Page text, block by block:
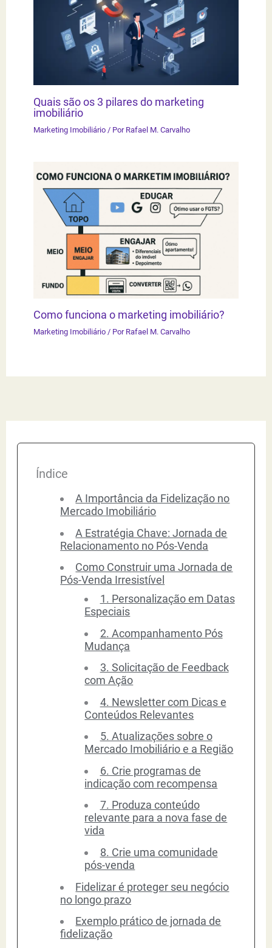
Quais são os 3 pilares do marketing
imobiliário
Marketing Imobiliário / Por Rafael M. Carvalho
Como funciona o marketing imobiliário?
Marketing Imobiliário / Por Rafael M. Carvalho
Índice
A Importância da Fidelização no
Mercado Imobiliário
A Estratégia Chave: Jornada de
Relacionamento no Pós-Venda
Como Construir uma Jornada de
Pós-Venda Irresistível
1. Personalização em Datas
Especiais
2. Acompanhamento Pós
Mudança
3. Solicitação de Feedback
com Ação
4. Newsletter com Dicas e
Conteúdos Relevantes
5. Atualizações sobre o
Mercado Imobiliário e a Região
6. Crie programas de
indicação com recompensa
7. Produza conteúdo
relevante para a nova fase de
vida
8. Crie uma comunidade
pós-venda
Fidelizar é proteger seu negócio
no longo prazo
Exemplo prático de jornada de
fidelização